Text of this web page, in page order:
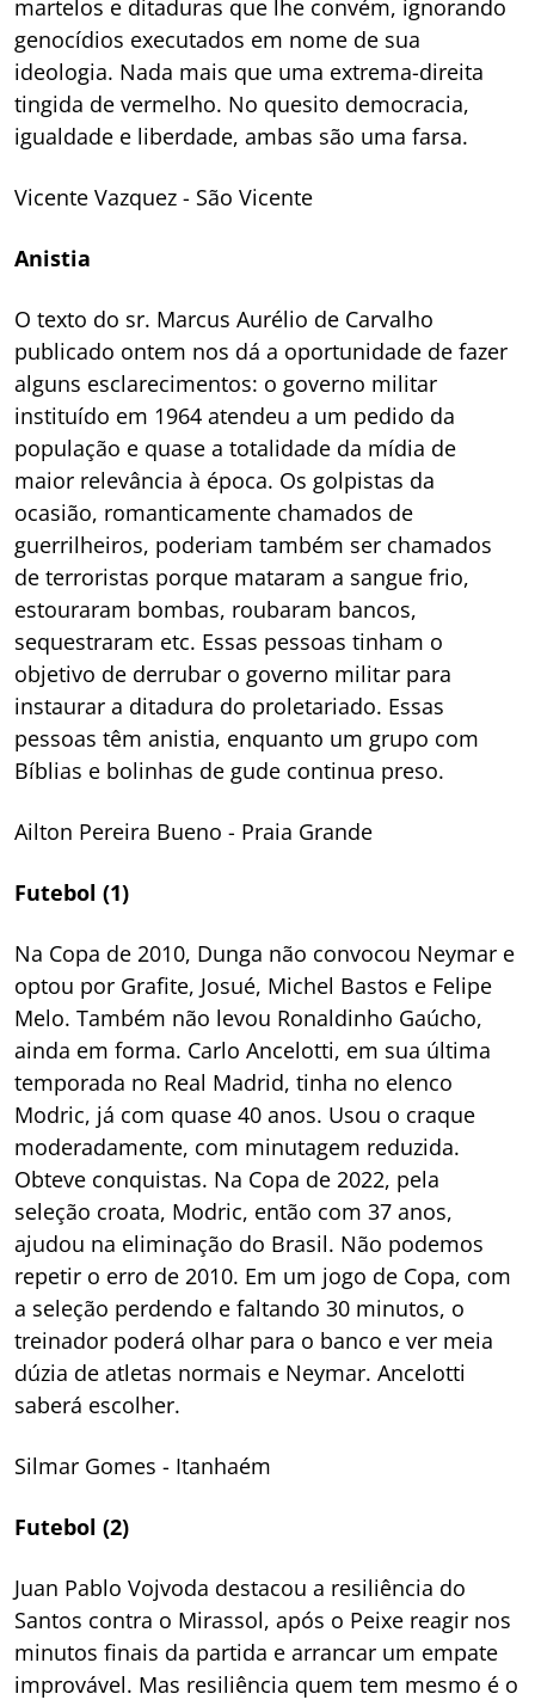
martelos e ditaduras que lhe convém, ignorando
genocídios executados em nome de sua
ideologia. Nada mais que uma extrema-direita
tingida de vermelho. No quesito democracia,
igualdade e liberdade, ambas são uma farsa.
Vicente Vazquez - São Vicente
Anistia
O texto do sr. Marcus Aurélio de Carvalho
publicado ontem nos dá a oportunidade de fazer
alguns esclarecimentos: o governo militar
instituído em 1964 atendeu a um pedido da
população e quase a totalidade da mídia de
maior relevância à época. Os golpistas da
ocasião, romanticamente chamados de
guerrilheiros, poderiam também ser chamados
de terroristas porque mataram a sangue frio,
estouraram bombas, roubaram bancos,
sequestraram etc. Essas pessoas tinham o
objetivo de derrubar o governo militar para
instaurar a ditadura do proletariado. Essas
pessoas têm anistia, enquanto um grupo com
Bíblias e bolinhas de gude continua preso.
Ailton Pereira Bueno - Praia Grande
Futebol (1)
Na Copa de 2010, Dunga não convocou Neymar e
optou por Grafite, Josué, Michel Bastos e Felipe
Melo. Também não levou Ronaldinho Gaúcho,
ainda em forma. Carlo Ancelotti, em sua última
temporada no Real Madrid, tinha no elenco
Modric, já com quase 40 anos. Usou o craque
moderadamente, com minutagem reduzida.
Obteve conquistas. Na Copa de 2022, pela
seleção croata, Modric, então com 37 anos,
ajudou na eliminação do Brasil. Não podemos
repetir o erro de 2010. Em um jogo de Copa, com
a seleção perdendo e faltando 30 minutos, o
treinador poderá olhar para o banco e ver meia
dúzia de atletas normais e Neymar. Ancelotti
saberá escolher.
Silmar Gomes - Itanhaém
Futebol (2)
Juan Pablo Vojvoda destacou a resiliência do
Santos contra o Mirassol, após o Peixe reagir nos
minutos finais da partida e arrancar um empate
improvável. Mas resiliência quem tem mesmo é o